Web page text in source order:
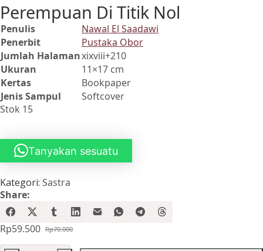
Perempuan Di Titik Nol
Penulis
Nawal El Saadawi
Penerbit
Pustaka Obor
Jumlah Halamanxixviii+210
Ukuran
11×17 cm
Kertas
Bookpaper
Jenis Sampul
Softcover
Rp70.000
Harga
aslinya
Rp59.500
Harga
saat
Stok 15
Tanyakan sesuatu
Kategori: Sastra
Share: